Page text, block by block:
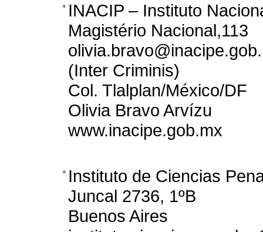
INACIP – Instituto
Magistério Nacional,113
(Inter Criminis)
Col. Tlalplan/México/DF
Olivia Bravo Arvízu
www.inacipe.gob.mx
Instituto de Ciencias
Juncal 2736, 1ºB
Buenos Aires